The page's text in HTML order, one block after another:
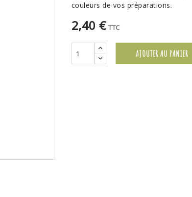
couleurs de vos préparations.
2,40 € TTC
AJOUTER AU PANIER